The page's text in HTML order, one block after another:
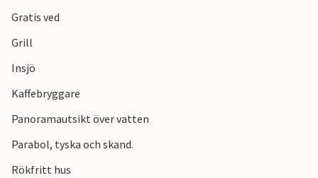
Gratis ved
Grill
Insjö
Kaffebryggare
Panoramautsikt över vatten
Parabol, tyska och skand.
Rökfritt hus